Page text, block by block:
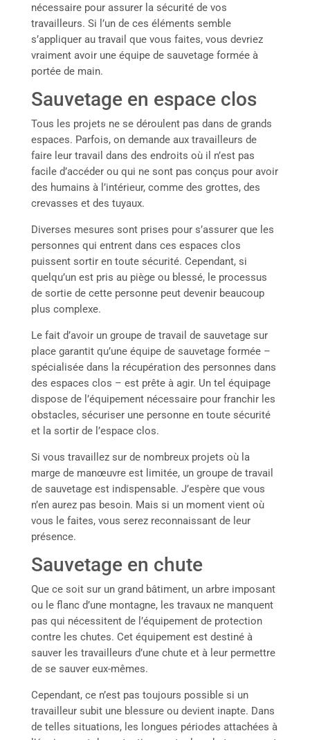
nécessaire pour assurer la sécurité de vos
travailleurs. Si l’un de ces éléments semble
s’appliquer au travail que vous faites, vous devriez
vraiment avoir une équipe de sauvetage formée à
portée de main.
Sauvetage en espace clos
Tous les projets ne se déroulent pas dans de grands
espaces. Parfois, on demande aux travailleurs de
faire leur travail dans des endroits où il n’est pas
facile d’accéder ou qui ne sont pas conçus pour avoir
des humains à l’intérieur, comme des grottes, des
crevasses et des tuyaux.
Diverses mesures sont prises pour s’assurer que les
personnes qui entrent dans ces espaces clos
puissent sortir en toute sécurité. Cependant, si
quelqu’un est pris au piège ou blessé, le processus
de sortie de cette personne peut devenir beaucoup
plus complexe.
Le fait d’avoir un groupe de travail de sauvetage sur
place garantit qu’une équipe de sauvetage formée –
spécialisée dans la récupération des personnes dans
des espaces clos – est prête à agir. Un tel équipage
dispose de l’équipement nécessaire pour franchir les
obstacles, sécuriser une personne en toute sécurité
et la sortir de l’espace clos.
Si vous travaillez sur de nombreux projets où la
marge de manœuvre est limitée, un groupe de travail
de sauvetage est indispensable. J’espère que vous
n’en aurez pas besoin. Mais si un moment vient où
vous le faites, vous serez reconnaissant de leur
présence.
Sauvetage en chute
Que ce soit sur un grand bâtiment, un arbre imposant
ou le flanc d’une montagne, les travaux ne manquent
pas qui nécessitent de l’équipement de protection
contre les chutes. Cet équipement est destiné à
sauver les travailleurs d’une chute et à leur permettre
de se sauver eux-mêmes.
Cependant, ce n’est pas toujours possible si un
travailleur subit une blessure ou devient inapte. Dans
de telles situations, les longues périodes attachées à